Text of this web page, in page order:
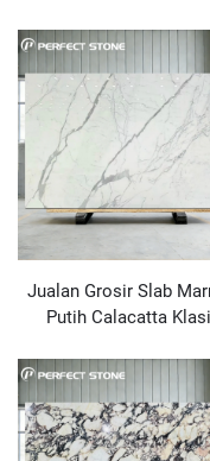
untuk Kelengkapan
dan Pembinaan
Jualan Grosir Slab
Putih Calacatta